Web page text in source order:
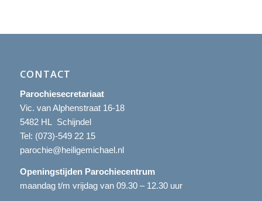
CONTACT
Parochiesecretariaat
Vic. van Alphenstraat 16-18
5482 HL Schijndel
Tel: (073)-549 22 15
parochie@heiligemichael.nl
Openingstijden Parochiecentrum
maandag t/m vrijdag van 09.30 – 12.30 uur